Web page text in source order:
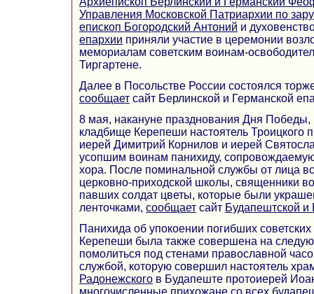
Управления Московской Патриархии по
епископ Богородский Антоний и
епархии приняли участие в церемонии
мемориалам советским воинам-
Тиргартене.
Далее в Посольстве России состоялся
сообщает сайт Берлинской и Германской
8 мая, накануне празднования Дня Победы,
кладбище Керепеши настоятель Троицкого
иерей Димитрий Корнилов и иерей
усопшим воинам панихиду,
хора. После поминальной службы от лица
церковно-приходской школы, священники
павших солдат цветы, которые были
ленточками, сообщает сайт Будапештской и
Панихида об упокоении погибших
Керепеши была также совершена на
помолиться под стенами православной
службой, которую совершил настоятель
Радонежского в Будапеште протоиерей
многочисленные прихожане со всех